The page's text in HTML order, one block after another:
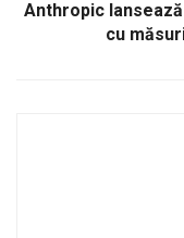
Anthropic
cu